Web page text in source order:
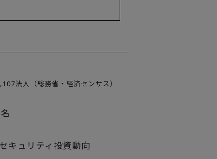
法人（総務省・経済センサス）
キュリティ投資動向